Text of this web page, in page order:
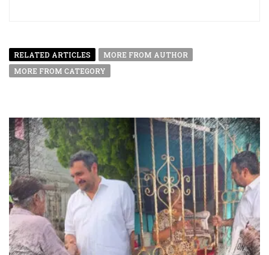
RELATED ARTICLES
MORE FROM AUTHOR
MORE FROM CATEGORY